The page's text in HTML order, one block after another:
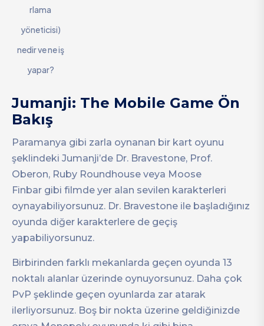
rlama
yöneticisi)
nedir ve ne iş
yapar?
Jumanji: The Mobile Game Ön
Bakış
Paramanya gibi zarla oynanan bir kart oyunu
şeklindeki Jumanji’de Dr. Bravestone, Prof.
Oberon, Ruby Roundhouse veya Moose
Finbar gibi filmde yer alan sevilen karakterleri
oynayabiliyorsunuz. Dr. Bravestone ile başladığınız
oyunda diğer karakterlere de geçiş
yapabiliyorsunuz.
Birbirinden farklı mekanlarda geçen oyunda 13
noktalı alanlar üzerinde oynuyorsunuz. Daha çok
PvP şeklinde geçen oyunlarda zar atarak
ilerliyorsunuz. Boş bir nokta üzerine geldiğinizde